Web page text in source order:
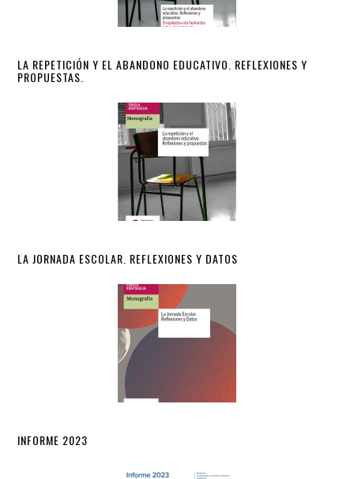
LA REPETICIÓN Y EL ABANDONO EDUCATIVO. REFLEXIONES Y
PROPUESTAS.
LA JORNADA ESCOLAR. REFLEXIONES Y DATOS
INFORME 2023